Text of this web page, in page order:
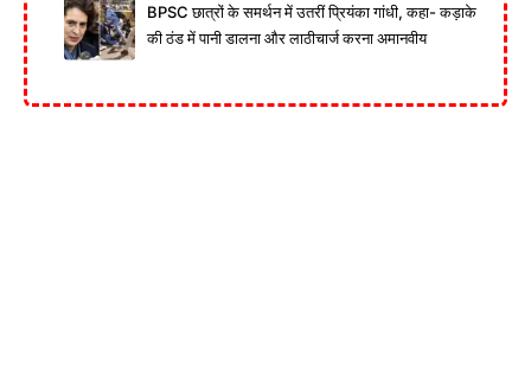
BPSC छात्रों के समर्थन में उतरीं प्रियंका गांधी, कहा- कड़ाके
की ठंड में पानी डालना और लाठीचार्ज करना अमानवीय